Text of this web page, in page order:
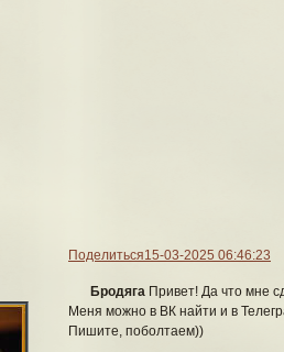
Поделиться15-03-2025 06:46:23
Бродяга Привет! Да что мне
Меня можно в ВК найти и в
Пишите, поболтаем))